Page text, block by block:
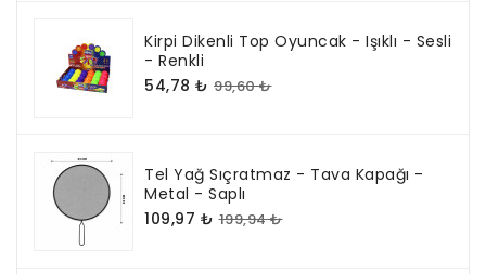
Kirpi Dikenli Top Oyuncak - Işıklı - Sesli
- Renkli
54,78 ₺ 99,60 ₺
Tel Yağ Sıçratmaz - Tava Kapağı -
Metal - Saplı
109,97 ₺ 199,94 ₺